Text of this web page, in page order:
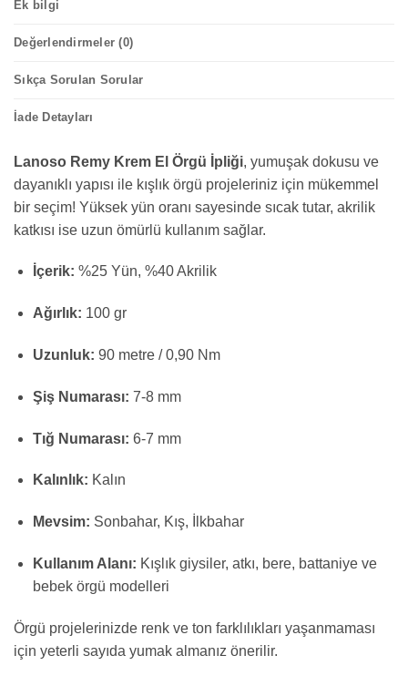
Ek bilgi
Değerlendirmeler (0)
Sıkça Sorulan Sorular
İade Detayları
Lanoso Remy Krem El Örgü İpliği, yumuşak dokusu ve
dayanıklı yapısı ile kışlık örgü projeleriniz için mükemmel
bir seçim! Yüksek yün oranı sayesinde sıcak tutar, akrilik
katkısı ise uzun ömürlü kullanım sağlar.
İçerik: %25 Yün, %40 Akrilik
Ağırlık: 100 gr
Uzunluk: 90 metre / 0,90 Nm
Şiş Numarası: 7-8 mm
Tığ Numarası: 6-7 mm
Kalınlık: Kalın
Mevsim: Sonbahar, Kış, İlkbahar
Kullanım Alanı: Kışlık giysiler, atkı, bere, battaniye ve
bebek örgü modelleri
Örgü projelerinizde renk ve ton farklılıkları yaşanmaması
için yeterli sayıda yumak almanız önerilir.